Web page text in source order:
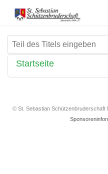
Teil des Titels eingeben
Startseite
© St. Sebastian Schützenbruderschaft